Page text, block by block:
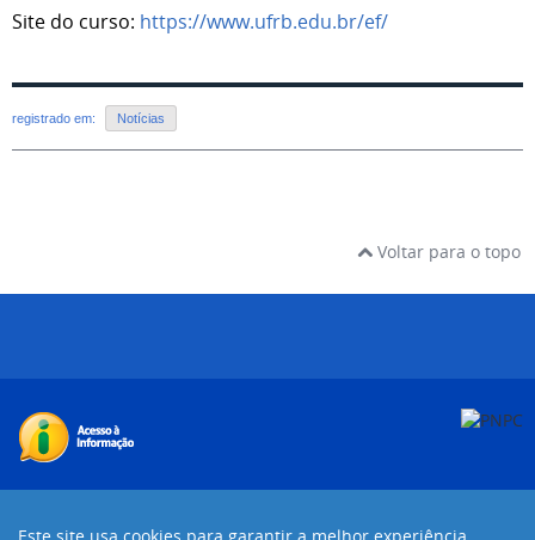
Site do curso: https://www.ufrb.edu.br/ef/
registrado em: Notícias
Voltar para o topo
Desenvolvido com o CMS de código aberto Joomla!